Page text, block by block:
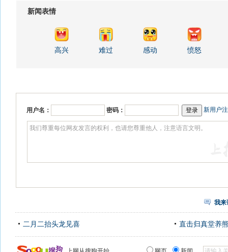
新闻表情
高兴 难过 感动 愤怒
用户名： 密码： 新用户
我来
二月二抬头龙见喜 直击归真堂养